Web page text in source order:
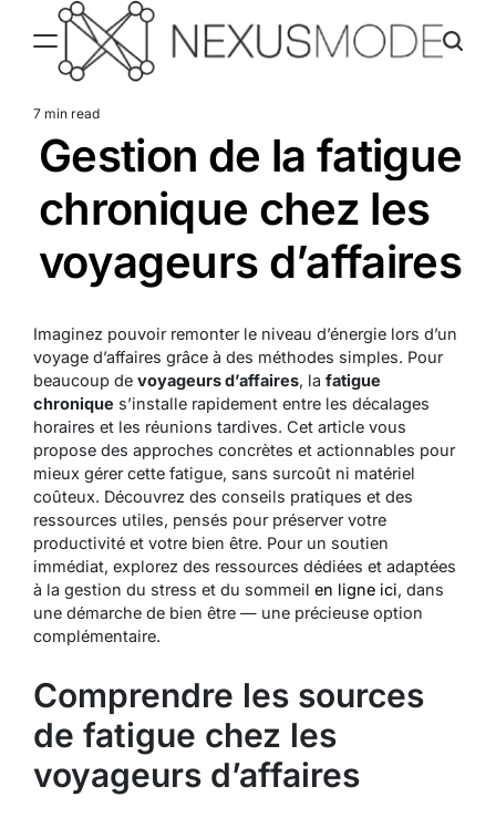
content
Estimated
read
time
7 min read
Gestion de la fatigue
chronique chez les
voyageurs d’affaires
Imaginez pouvoir remonter le niveau d’énergie lors d’un
voyage d’affaires grâce à des méthodes simples. Pour
beaucoup de voyageurs d’affaires, la fatigue
chronique s’installe rapidement entre les décalages
horaires et les réunions tardives. Cet article vous
propose des approches concrètes et actionnables pour
mieux gérer cette fatigue, sans surcoût ni matériel
coûteux. Découvrez des conseils pratiques et des
ressources utiles, pensés pour préserver votre
productivité et votre bien être. Pour un soutien
immédiat, explorez des ressources dédiées et adaptées
à la gestion du stress et du sommeil en ligne ici, dans
une démarche de bien être — une précieuse option
complémentaire.
Comprendre les sources
de fatigue chez les
voyageurs d’affaires